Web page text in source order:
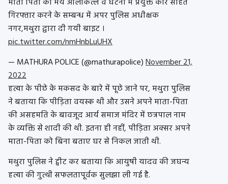
गिरफ्तार करने के सम्बन्ध में अपर पुलिस अधीक्षक
नगर,मथुरा द्वारा दी गयी बाइट ।
pic.twitter.com/nmHnbLuUHX
— MATHURA POLICE (@mathurapolice)November 21,
2022
हत्या के पीछे के मकसद के बारे में पूछे जाने पर, मथुरा पुलिस
ने बताया कि पीड़िता वयस्क थी और उसने अपने माता-पिता
की असहमति के बावजूद आर्य समाज मंदिर में छत्रपाल नाम
के व्यक्ति से शादी की थी. इतना ही नहीं, पीड़िता अक्सर अपने
माता-पिता को बिना बताए घर से निकल जाती थी.
मथुरा पुलिस ने ट्वीट कर बताया कि आयुषी यादव की जघन्य
हत्या की गुत्थी सफलतापूर्वक सुलझा ली गई है.